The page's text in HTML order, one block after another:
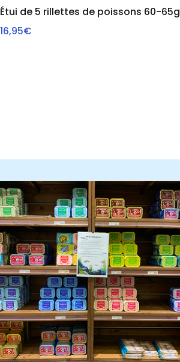
Étui de 5 rillettes de poissons 60-65g
16,95€